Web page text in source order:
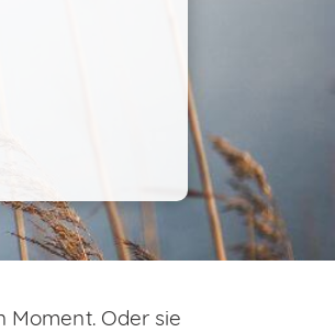
Moment. Oder sie